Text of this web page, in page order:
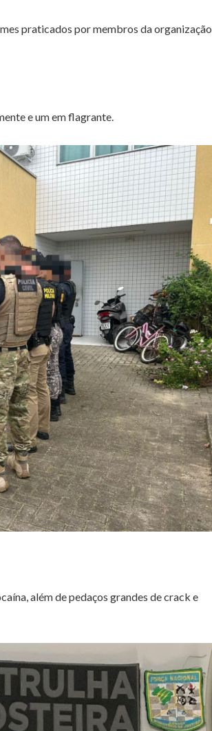
praticados por membros da organização
e um em flagrante.
além de pedaços grandes de crack e